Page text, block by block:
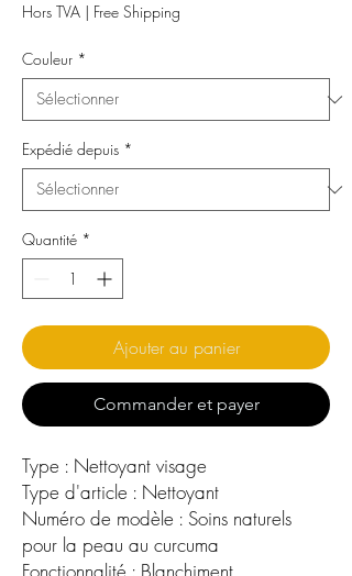
Hors TVA | Free Shipping
Couleur *
Expédié depuis *
Quantité *
Ajouter au panier
Commander et payer
Type : Nettoyant visage
Type d'article : Nettoyant
Numéro de modèle : Soins naturels
pour la peau au curcuma